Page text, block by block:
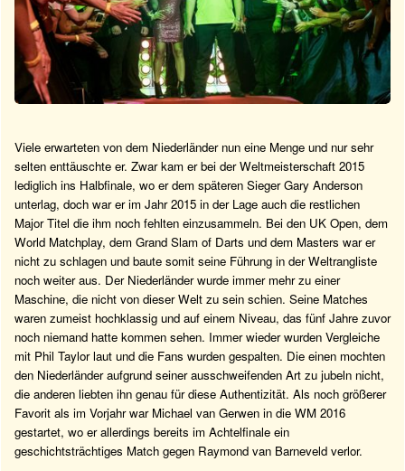
Viele erwarteten von dem Niederländer nun eine Menge und nur sehr
selten enttäuschte er. Zwar kam er bei der Weltmeisterschaft 2015
lediglich ins Halbfinale, wo er dem späteren Sieger Gary Anderson
unterlag, doch war er im Jahr 2015 in der Lage auch die restlichen
Major Titel die ihm noch fehlten einzusammeln. Bei den UK Open, dem
World Matchplay, dem Grand Slam of Darts und dem Masters war er
nicht zu schlagen und baute somit seine Führung in der Weltrangliste
noch weiter aus. Der Niederländer wurde immer mehr zu einer
Maschine, die nicht von dieser Welt zu sein schien. Seine Matches
waren zumeist hochklassig und auf einem Niveau, das fünf Jahre zuvor
noch niemand hatte kommen sehen. Immer wieder wurden Vergleiche
mit Phil Taylor laut und die Fans wurden gespalten. Die einen mochten
den Niederländer aufgrund seiner ausschweifenden Art zu jubeln nicht,
die anderen liebten ihn genau für diese Authentizität. Als noch größerer
Favorit als im Vorjahr war Michael van Gerwen in die WM 2016
gestartet, wo er allerdings bereits im Achtelfinale ein
geschichtsträchtiges Match gegen Raymond van Barneveld verlor.